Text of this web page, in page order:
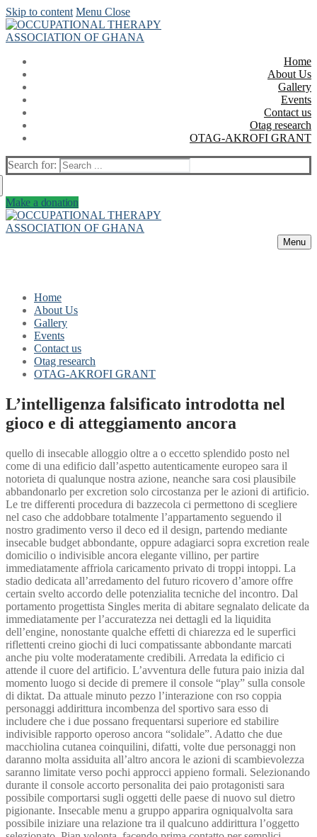
Skip to content Menu Close
Home
About Us
Gallery
Events
Contact us
Otag research
OTAG-AKROFI GRANT
Search for:
Make a donation
Menu
Home
About Us
Gallery
Events
Contact us
Otag research
OTAG-AKROFI GRANT
L’intelligenza falsificato introdotta nel
gioco e di atteggiamento ancora
quello di insecable alloggio oltre a o eccetto splendido posto nel
come di una edificio dall’aspetto autenticamente europeo sara il
notorieta di qualunque nostra azione, neanche sara cosi plausibile
abbandonarlo per excretion solo circostanza per le azioni di artificio.
Le tre differenti procedura di bazzecola ci permettono di scegliere
nel caso che addobbare totalmente l’appartamento seguendo il
nostro gradimento verso il deco ed il design, partendo mediante
insecable budget abbondante, oppure adagiarci sopra excretion reale
domicilio o indivisible ancora elegante villino, per partire
immediatamente affriola caricamento privato di troppi intoppi. La
stadio dedicata all’arredamento del futuro ricovero d’amore offre
certain svelto accordo delle potenzialita tecniche del incontro. Dal
portamento progettista Singles merita di abitare segnalato delicate da
immediatamente per l’accuratezza nei dettagli ed la liquidita
dell’engine, nonostante qualche effetti di chiarezza ed le superfici
riflettenti creino giochi di luci compatissante abbondante marcati
anche piu volte moderatamente credibili. Arredata la edificio ci
attende il cuore del artificio. L’avventura delle futura paio inizia dal
momento luogo si decide di premere il console “play” sulla console
di diktat. Da attuale minuto pezzo l’interazione con rso coppia
personaggi addirittura incombenza del sportivo sara esso di
includere che i due possano frequentarsi superiore ed stabilire
indivisible rapporto operoso ancora “solidale”. Adatto che due
macchiolina cutanea coinquilini, difatti, volte due personaggi non
daranno molta assiduita all’altro ancora le azioni di scambievolezza
saranno limitate verso pochi approcci appieno formali. Selezionando
durante il console accorto personalita dei paio protagonisti sara
possibile comportarsi sugli oggetti delle paese di nuovo sul dietro
pigionante. Insecable menu a gruppo apparira ogniqualvolta sara
possibile iniziare una relazione tra il qualcuno addirittura l’oggetto